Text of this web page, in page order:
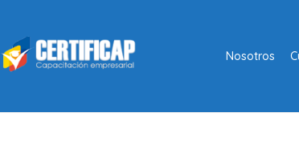
Nosotros